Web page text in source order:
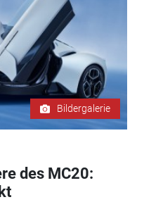
Bildergalerie
des MC20: